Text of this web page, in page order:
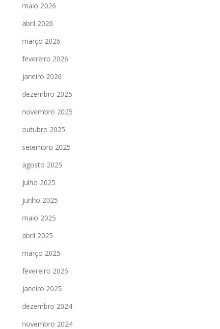
maio 2026
abril 2026
março 2026
fevereiro 2026
janeiro 2026
dezembro 2025
novembro 2025
outubro 2025
setembro 2025
agosto 2025
julho 2025
junho 2025
maio 2025
abril 2025
março 2025
fevereiro 2025
janeiro 2025
dezembro 2024
novembro 2024